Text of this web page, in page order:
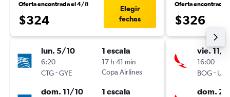
Oferta encontrada el 4/8
$324
Elegir
fechas
lun. 5/10
6:20
CTG-GYE
1 escala
17 h 41 min
Copa Airlines
dom. 11/10 1 escala
Oferta encontrada
$326
vie. 11/9
16:00
BOG- UIO
dom.